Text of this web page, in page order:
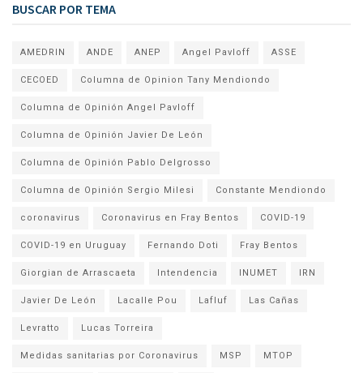
BUSCAR POR TEMA
AMEDRIN ANDE ANEP Angel Pavloff ASSE
CECOED Columna de Opinion Tany Mendiondo
Columna de Opinión Angel Pavloff
Columna de Opinión Javier De León
Columna de Opinión Pablo Delgrosso
Columna de Opinión Sergio Milesi Constante Mendiondo
coronavirus Coronavirus en Fray Bentos COVID-19
COVID-19 en Uruguay Fernando Doti Fray Bentos
Giorgian de Arrascaeta Intendencia INUMET IRN
Javier De León Lacalle Pou Lafluf Las Cañas
Levratto Lucas Torreira
Medidas sanitarias por Coronavirus MSP MTOP